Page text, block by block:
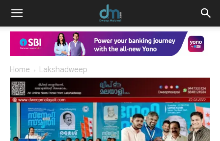
Home Lakshadweep